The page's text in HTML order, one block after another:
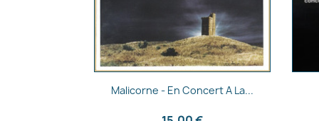
Aperçu rapide
Malicorne - En Concert A La...